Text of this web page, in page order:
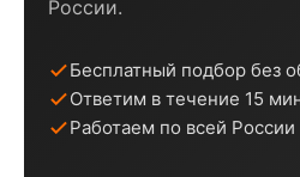
России.
Бесплатный подбор без
Ответим в течение 15
Работаем по всей России